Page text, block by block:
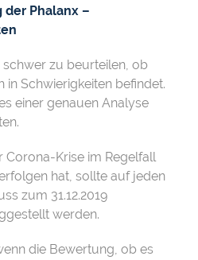
der Phalanx –
schwer zu beurteilen, ob
in Schwierigkeiten befindet.
einer genauen Analyse
Corona-Krise im Regelfall
hat, sollte auf jeden
zum 31.12.2019
werden.
die Bewertung, ob es